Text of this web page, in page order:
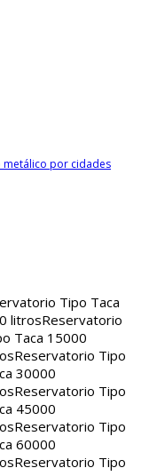
metálico por cidades
Tipo Taca
litrosReservatorio
Taca 15000
Reservatorio Tipo
30000
Reservatorio Tipo
45000
Reservatorio Tipo
60000
Reservatorio Tipo